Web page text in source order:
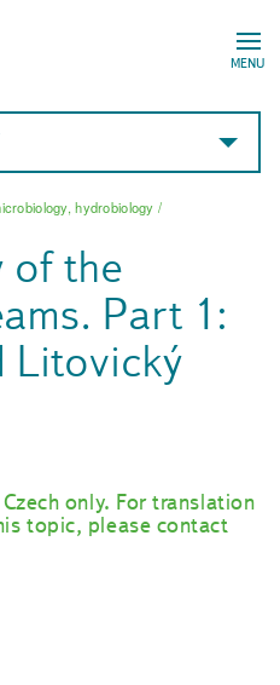
MENU
hydrobiology /
of the
Part 1:
Litovický
only. For translation
topic, please contact